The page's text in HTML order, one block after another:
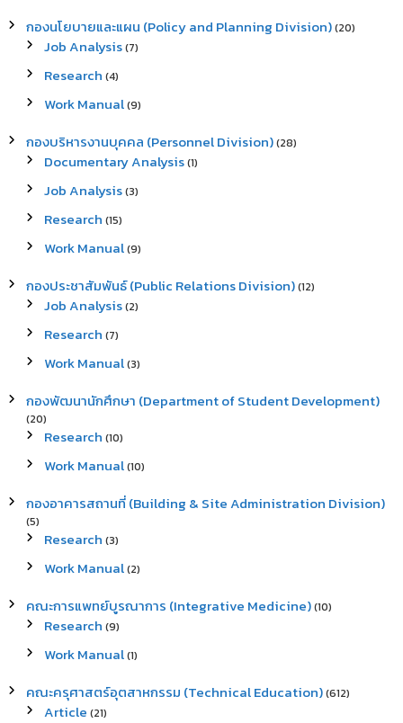
กองนโยบายและแผน (Policy and Planning Division)(20)
Job Analysis(7)
Research (4)
Work Manual(9)
กองบริหารงานบุคคล (Personnel Division)(28)
Documentary Analysis(1)
Job Analysis(3)
Research (15)
Work Manual(9)
กองประชาสัมพันธ์ (Public Relations Division)(12)
Job Analysis(2)
Research (7)
Work Manual(3)
กองพัฒนานักศึกษา (Department of Student Development)
(20)
Research (10)
Work Manual(10)
กองอาคารสถานที่ (Building & Site Administration Division)
(5)
Research (3)
Work Manual(2)
คณะการแพทย์บูรณาการ (Integrative Medicine)(10)
Research (9)
Work Manual(1)
คณะครุศาสตร์อุตสาหกรรม (Technical Education)(612)
Article (21)